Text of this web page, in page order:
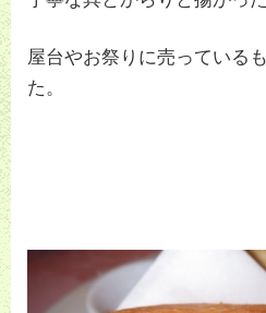
屋台やお祭りに売っている
た。